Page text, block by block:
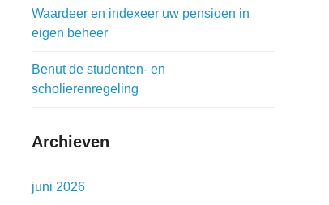
Waardeer en indexeer uw pensioen in
eigen beheer
Benut de studenten- en
scholierenregeling
Archieven
juni 2026